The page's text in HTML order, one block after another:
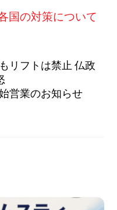
国の対策について
リフトは禁止 仏政
営業のお知らせ